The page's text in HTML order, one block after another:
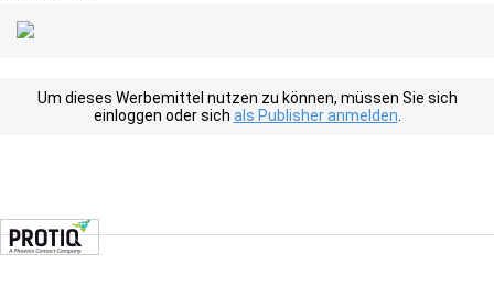
Um dieses Werbemittel nutzen zu können, müssen Sie sich
einloggen oder sich als Publisher anmelden